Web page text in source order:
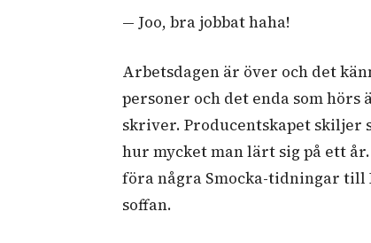
— Joo, bra jobbat haha!
Arbetsdagen är över och det
personer och det enda som
skriver. Producentskapet skiljer
hur mycket man lärt sig på ett
föra några Smocka-tidningar till
soffan.